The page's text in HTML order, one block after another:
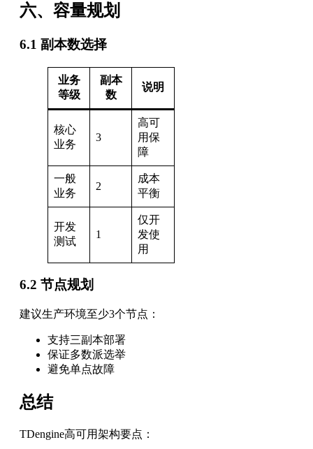
六、容量规划
6.1 副本数选择
业务
等级
副本
数
说明
核心
业务
3
高可
用保
障
一般
业务
2
成本
平衡
开发
测试
1
仅开
发使
用
6.2 节点规划
建议生产环境至少3个节点：
支持三副本部署
保证多数派选举
避免单点故障
总结
TDengine高可用架构要点：